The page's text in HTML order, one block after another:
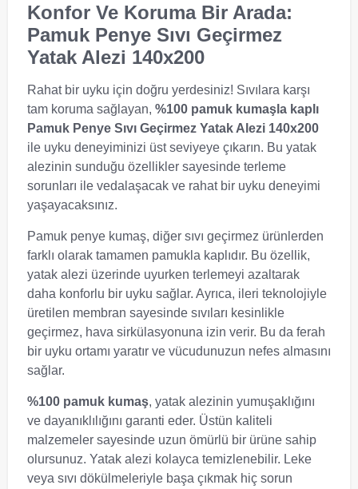
Konfor Ve Koruma Bir Arada:
Pamuk Penye Sıvı Geçirmez
Yatak Alezi 140x200
Rahat bir uyku için doğru yerdesiniz! Sıvılara karşı
tam koruma sağlayan, %100 pamuk kumaşla kaplı
Pamuk Penye Sıvı Geçirmez Yatak Alezi 140x200
ile uyku deneyiminizi üst seviyeye çıkarın. Bu yatak
alezinin sunduğu özellikler sayesinde terleme
sorunları ile vedalaşacak ve rahat bir uyku deneyimi
yaşayacaksınız.
Pamuk penye kumaş, diğer sıvı geçirmez ürünlerden
farklı olarak tamamen pamukla kaplıdır. Bu özellik,
yatak alezi üzerinde uyurken terlemeyi azaltarak
daha konforlu bir uyku sağlar. Ayrıca, ileri teknolojiyle
üretilen membran sayesinde sıvıları kesinlikle
geçirmez, hava sirkülasyonuna izin verir. Bu da ferah
bir uyku ortamı yaratır ve vücudunuzun nefes almasını
sağlar.
%100 pamuk kumaş, yatak alezinin yumuşaklığını
ve dayanıklılığını garanti eder. Üstün kaliteli
malzemeler sayesinde uzun ömürlü bir ürüne sahip
olursunuz. Yatak alezi kolayca temizlenebilir. Leke
veya sıvı dökülmeleriyle başa çıkmak hiç sorun